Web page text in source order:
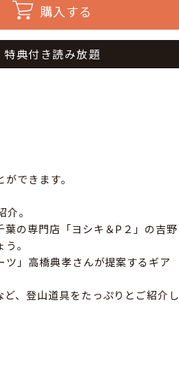
購入する
特典付き読み放題
できます。
。
の専門店「ヨシキ＆P２」の吉野
。
」高橋典孝さんが提案するギア
、登山道具をたっぷりとご紹介し